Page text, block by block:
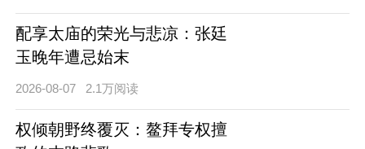
配享太庙的荣光与悲凉：张廷
玉晚年遭忌始末
2026-08-07 2.1万阅读
权倾朝野终覆灭：鳌拜专权擅